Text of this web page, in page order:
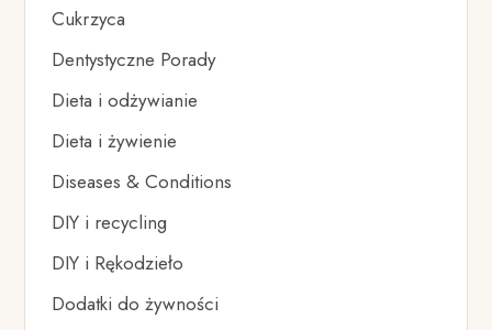
Cukrzyca
Dentystyczne Porady
Dieta i odżywianie
Dieta i żywienie
Diseases & Conditions
DIY i recycling
DIY i Rękodzieło
Dodatki do żywności